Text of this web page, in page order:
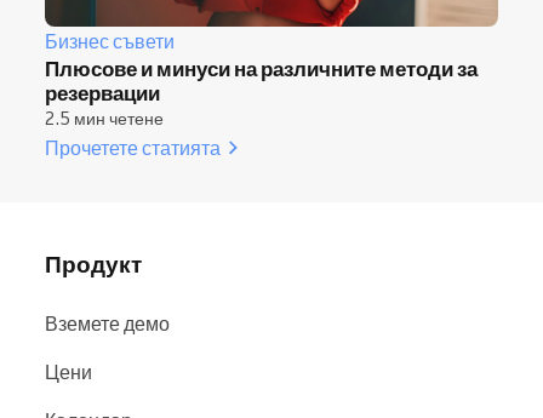
Бизнес съвети
Плюсове и минуси на различните методи за
резервации
2.5 мин четене
Прочетете статията
Продукт
Вземете демо
Цени